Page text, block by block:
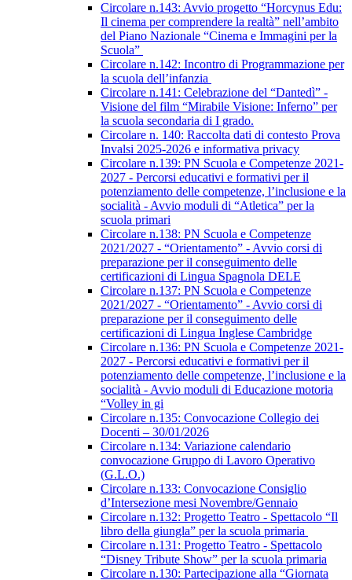
Circolare n.143: Avvio progetto “Horcynus Edu:
Il cinema per comprendere la realtà” nell’ambito
del Piano Nazionale “Cinema e Immagini per la
Scuola”
Circolare n.142: Incontro di Programmazione per
la scuola dell’infanzia
Circolare n.141: Celebrazione del “Dantedì” -
Visione del film “Mirabile Visione: Inferno” per
la scuola secondaria di I grado.
Circolare n. 140: Raccolta dati di contesto Prova
Invalsi 2025-2026 e informativa privacy
Circolare n.139: PN Scuola e Competenze 2021-
2027 - Percorsi educativi e formativi per il
potenziamento delle competenze, l’inclusione e la
socialità - Avvio moduli di “Atletica” per la
scuola primari
Circolare n.138: PN Scuola e Competenze
2021/2027 - “Orientamento” - Avvio corsi di
preparazione per il conseguimento delle
certificazioni di Lingua Spagnola DELE
Circolare n.137: PN Scuola e Competenze
2021/2027 - “Orientamento” - Avvio corsi di
preparazione per il conseguimento delle
certificazioni di Lingua Inglese Cambridge
Circolare n.136: PN Scuola e Competenze 2021-
2027 - Percorsi educativi e formativi per il
potenziamento delle competenze, l’inclusione e la
socialità - Avvio moduli di Educazione motoria
“Volley in gi
Circolare n.135: Convocazione Collegio dei
Docenti – 30/01/2026
Circolare n.134: Variazione calendario
convocazione Gruppo di Lavoro Operativo
(G.L.O.)
Circolare n.133: Convocazione Consiglio
d’Intersezione mesi Novembre/Gennaio
Circolare n.132: Progetto Teatro - Spettacolo “Il
libro della giungla” per la scuola primaria
Circolare n.131: Progetto Teatro - Spettacolo
“Disney Tribute Show” per la scuola primaria
Circolare n.130: Partecipazione alla “Giornata